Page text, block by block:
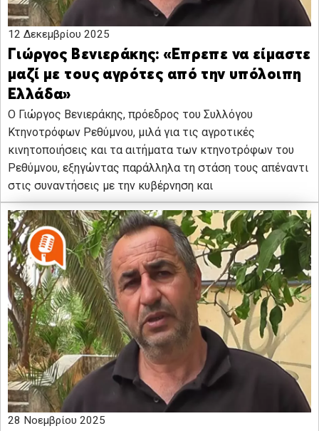
12 Δεκεμβρίου 2025
Γιώργος Βενιεράκης: «Επρεπε να είμαστε
μαζί με τους αγρότες από την υπόλοιπη
Ελλάδα»
Ο Γιώργος Βενιεράκης, πρόεδρος του Συλλόγου
Κτηνοτρόφων Ρεθύμνου, μιλά για τις αγροτικές
κινητοποιήσεις και τα αιτήματα των κτηνοτρόφων του
Ρεθύμνου, εξηγώντας παράλληλα τη στάση τους απέναντι
στις συναντήσεις με την κυβέρνηση και
28 Νοεμβρίου 2025